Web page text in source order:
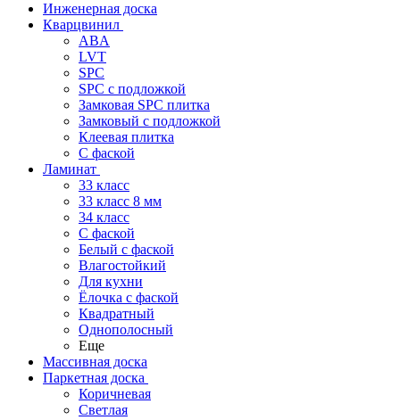
Инженерная доска
Кварцвинил
ABA
LVT
SPC
SPC с подложкой
Замковая SPC плитка
Замковый с подложкой
Клеевая плитка
С фаской
Ламинат
33 класс
33 класс 8 мм
34 класс
C фаской
Белый с фаской
Влагостойкий
Для кухни
Ёлочка с фаской
Квадратный
Однополосный
Еще
Массивная доска
Паркетная доска
Коричневая
Светлая